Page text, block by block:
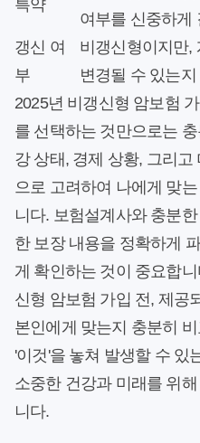
특약
여부를 신중하게
갱신 여
부
비갱신형이지만,
변경될 수 있는
2025년 비갱신형 암보험
를 선택하는 것만으로는
강 상태, 경제 상황, 그리
으로 고려하여 나에게 맞
니다. 보험설계사와 충분
한 보장 내용을 정확하게
게 확인하는 것이 중요합
신형 암보험 가입 전, 제공
본인에게 맞는지 충분히
'이것'을 놓쳐 발생할 수 있
소중한 건강과 미래를 위
니다.